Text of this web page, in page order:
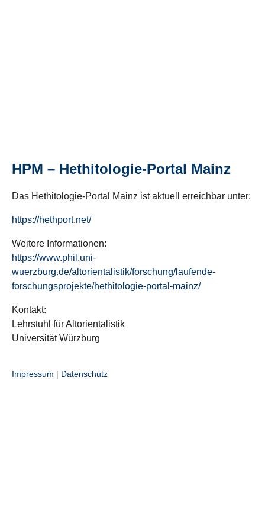
HPM – Hethitologie-Portal Mainz
Das Hethitologie-Portal Mainz ist aktuell erreichbar unter:
https://hethport.net/
Weitere Informationen:
https://www.phil.uni-
wuerzburg.de/altorientalistik/forschung/laufende-
forschungsprojekte/hethitologie-portal-mainz/
Kontakt:
Lehrstuhl für Altorientalistik
Universität Würzburg
Impressum | Datenschutz